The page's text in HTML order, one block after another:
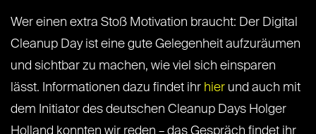
Wer einen extra Stoß Motivation braucht: Der Digital
Cleanup Day ist eine gute Gelegenheit aufzuräumen
und sichtbar zu machen, wie viel sich einsparen
lässt. Informationen dazu findet ihr hier und auch mit
dem Initiator des deutschen Cleanup Days Holger
Holland konnten wir reden – das Gespräch findet ihr